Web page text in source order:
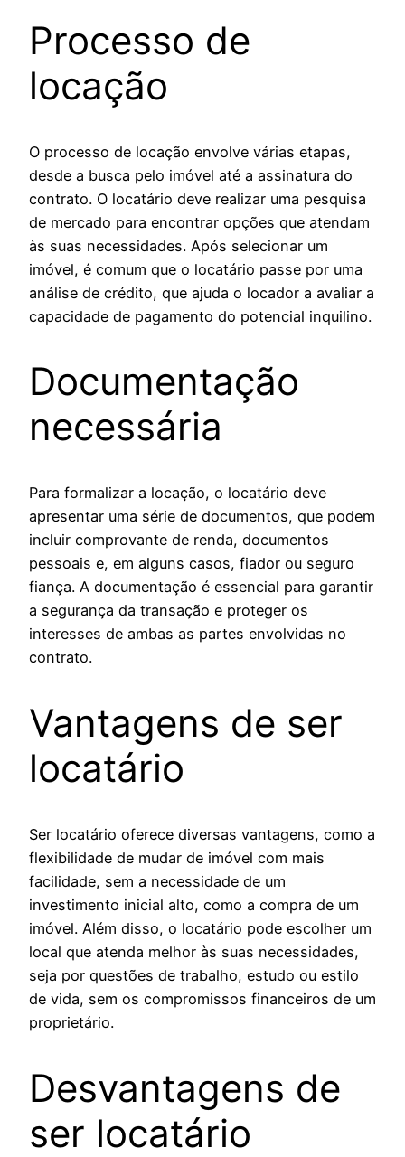
Processo de
locação
O processo de locação envolve várias etapas,
desde a busca pelo imóvel até a assinatura do
contrato. O locatário deve realizar uma pesquisa
de mercado para encontrar opções que atendam
às suas necessidades. Após selecionar um
imóvel, é comum que o locatário passe por uma
análise de crédito, que ajuda o locador a avaliar a
capacidade de pagamento do potencial inquilino.
Documentação
necessária
Para formalizar a locação, o locatário deve
apresentar uma série de documentos, que podem
incluir comprovante de renda, documentos
pessoais e, em alguns casos, fiador ou seguro
fiança. A documentação é essencial para garantir
a segurança da transação e proteger os
interesses de ambas as partes envolvidas no
contrato.
Vantagens de ser
locatário
Ser locatário oferece diversas vantagens, como a
flexibilidade de mudar de imóvel com mais
facilidade, sem a necessidade de um
investimento inicial alto, como a compra de um
imóvel. Além disso, o locatário pode escolher um
local que atenda melhor às suas necessidades,
seja por questões de trabalho, estudo ou estilo
de vida, sem os compromissos financeiros de um
proprietário.
Desvantagens de
ser locatário